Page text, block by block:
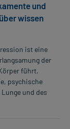
und
wissen
ist eine
der
führt.
psychische
und des